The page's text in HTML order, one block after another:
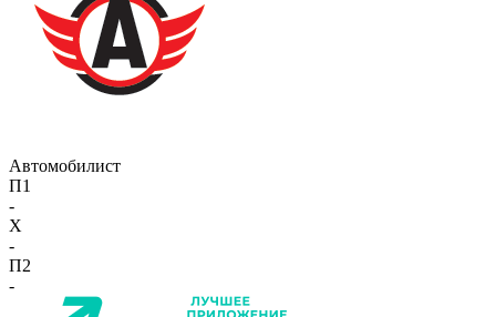
Автомобилист
П1
-
X
-
П2
-